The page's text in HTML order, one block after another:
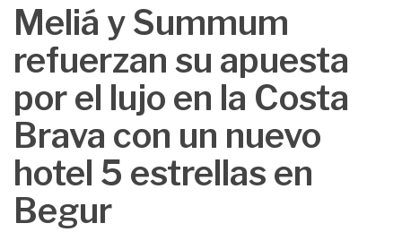
Meliá y Summum
refuerzan su apuesta
por el lujo en la Costa
Brava con un nuevo
hotel 5 estrellas en
Begur